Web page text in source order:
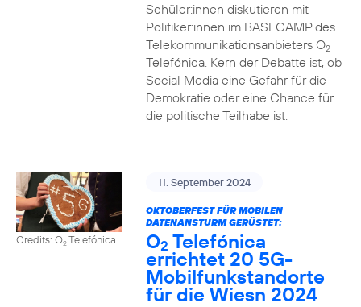
Schüler:innen diskutieren mit
Politiker:innen im BASECAMP des
Telekommunikationsanbieters O2
Telefónica. Kern der Debatte ist, ob
Social Media eine Gefahr für die
Demokratie oder eine Chance für
die politische Teilhabe ist.
Credits: O2Telefónica
11. September 2024
OKTOBERFEST FÜR MOBILEN
DATENANSTURM GERÜSTET:
O2 Telefónica
errichtet 20 5G-
Mobilfunkstandorte
für die Wiesn 2024